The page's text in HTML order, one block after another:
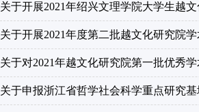
关于开展2021年绍兴文理学院大学生越
关于​开展2021年度第二批越文化研究院
关于对2021年越文化研究院第一批优秀
关于申报浙江省哲学社会科学重点研究